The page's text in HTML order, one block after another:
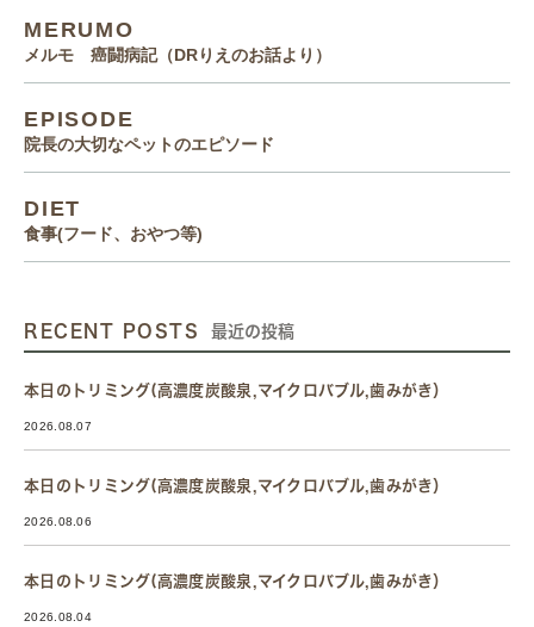
MERUMO
メルモ 癌闘病記（DRりえのお話より）
EPISODE
院長の大切なペットのエピソード
DIET
食事(フード、おやつ等)
RECENT POSTS 最近の投稿
本日のトリミング(高濃度炭酸泉,マイクロバブル,歯みがき）
2026.08.07
本日のトリミング(高濃度炭酸泉,マイクロバブル,歯みがき）
2026.08.06
本日のトリミング(高濃度炭酸泉,マイクロバブル,歯みがき）
2026.08.04